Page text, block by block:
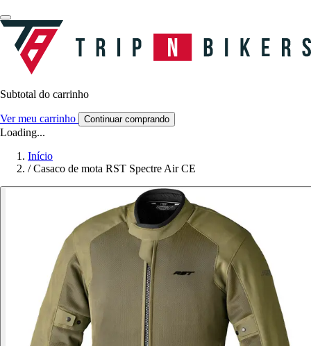
Subtotal do carrinho
Ver meu carrinho Continuar comprando
Loading...
Início
/ Casaco de mota RST Spectre Air CE